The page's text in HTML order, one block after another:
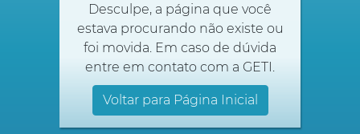
Desculpe, a página que você
estava procurando não existe ou
foi movida. Em caso de dúvida
entre em contato com a GETI.
Voltar para Página Inicial